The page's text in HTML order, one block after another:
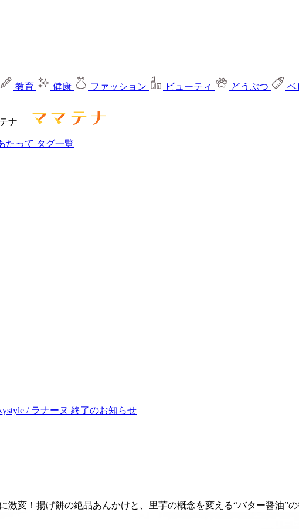
教育 健康 ファッション ビューティ どうぶつ ベ
ナ
たって タグ一覧
/ ラナーヌ 終了のお知らせ
激変！揚げ餅の絶品あんかけと、里芋の概念を変える“バター醤油”